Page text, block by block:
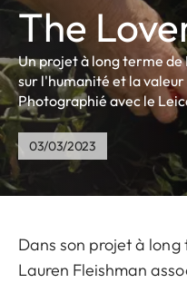
The
Un projet à long terme de
sur l'humanité et la
Photographié avec le
03/03/2023
Dans son projet à
Lauren Fleishman